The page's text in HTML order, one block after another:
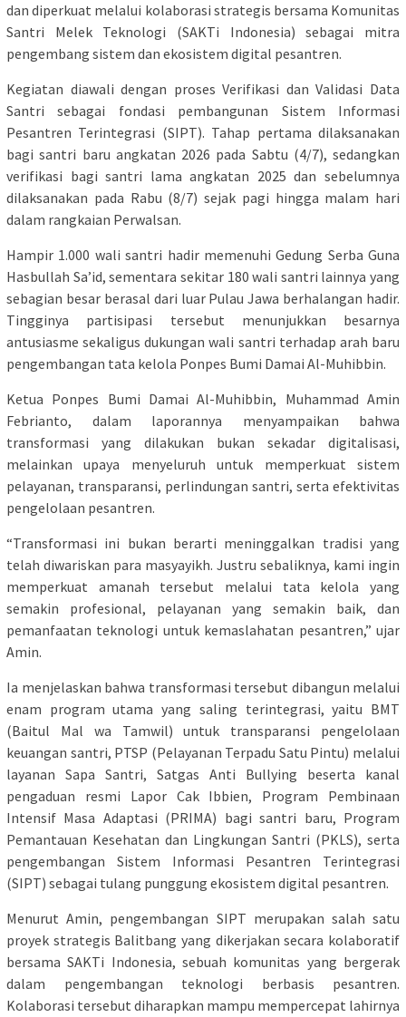
dan diperkuat melalui kolaborasi strategis bersama Komunitas
Santri Melek Teknologi (SAKTi Indonesia) sebagai mitra
pengembang sistem dan ekosistem digital pesantren.
Kegiatan diawali dengan proses Verifikasi dan Validasi Data
Santri sebagai fondasi pembangunan Sistem Informasi
Pesantren Terintegrasi (SIPT). Tahap pertama dilaksanakan
bagi santri baru angkatan 2026 pada Sabtu (4/7), sedangkan
verifikasi bagi santri lama angkatan 2025 dan sebelumnya
dilaksanakan pada Rabu (8/7) sejak pagi hingga malam hari
dalam rangkaian Perwalsan.
Hampir 1.000 wali santri hadir memenuhi Gedung Serba Guna
Hasbullah Sa’id, sementara sekitar 180 wali santri lainnya yang
sebagian besar berasal dari luar Pulau Jawa berhalangan hadir.
Tingginya partisipasi tersebut menunjukkan besarnya
antusiasme sekaligus dukungan wali santri terhadap arah baru
pengembangan tata kelola Ponpes Bumi Damai Al-Muhibbin.
Ketua Ponpes Bumi Damai Al-Muhibbin, Muhammad Amin
Febrianto, dalam laporannya menyampaikan bahwa
transformasi yang dilakukan bukan sekadar digitalisasi,
melainkan upaya menyeluruh untuk memperkuat sistem
pelayanan, transparansi, perlindungan santri, serta efektivitas
pengelolaan pesantren.
“Transformasi ini bukan berarti meninggalkan tradisi yang
telah diwariskan para masyayikh. Justru sebaliknya, kami ingin
memperkuat amanah tersebut melalui tata kelola yang
semakin profesional, pelayanan yang semakin baik, dan
pemanfaatan teknologi untuk kemaslahatan pesantren,” ujar
Amin.
Ia menjelaskan bahwa transformasi tersebut dibangun melalui
enam program utama yang saling terintegrasi, yaitu BMT
(Baitul Mal wa Tamwil) untuk transparansi pengelolaan
keuangan santri, PTSP (Pelayanan Terpadu Satu Pintu) melalui
layanan Sapa Santri, Satgas Anti Bullying beserta kanal
pengaduan resmi Lapor Cak Ibbien, Program Pembinaan
Intensif Masa Adaptasi (PRIMA) bagi santri baru, Program
Pemantauan Kesehatan dan Lingkungan Santri (PKLS), serta
pengembangan Sistem Informasi Pesantren Terintegrasi
(SIPT) sebagai tulang punggung ekosistem digital pesantren.
Menurut Amin, pengembangan SIPT merupakan salah satu
proyek strategis Balitbang yang dikerjakan secara kolaboratif
bersama SAKTi Indonesia, sebuah komunitas yang bergerak
dalam pengembangan teknologi berbasis pesantren.
Kolaborasi tersebut diharapkan mampu mempercepat lahirnya